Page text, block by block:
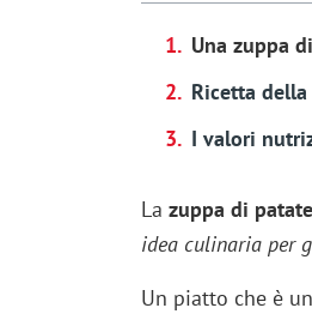
Una zuppa
Ricetta
I valori
La zuppa di patate
idea culinaria per
Un piatto che è